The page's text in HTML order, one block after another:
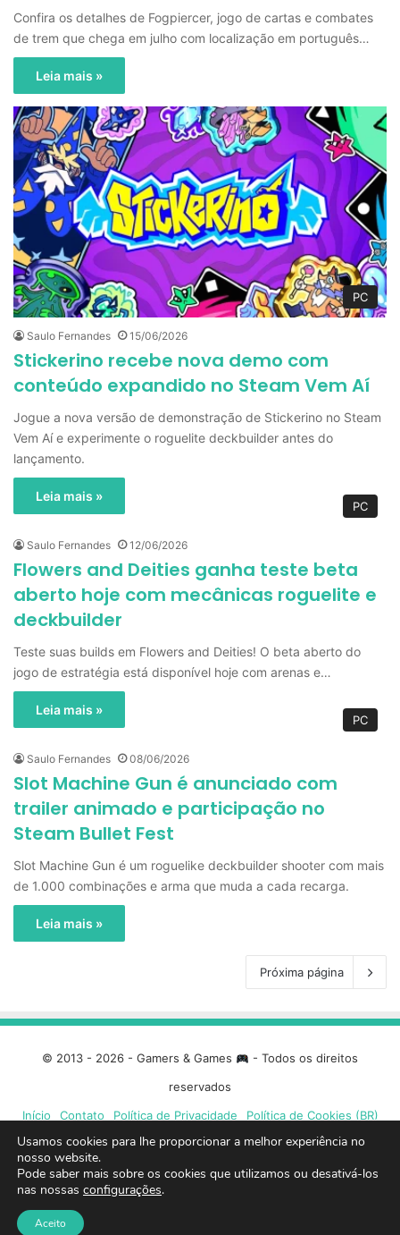
Confira os detalhes de Fogpiercer, jogo de cartas e combates
de trem que chega em julho com localização em português…
Leia mais »
PC
Saulo Fernandes 15/06/2026
Stickerino recebe nova demo com
conteúdo expandido no Steam Vem Aí
Jogue a nova versão de demonstração de Stickerino no Steam
Vem Aí e experimente o roguelite deckbuilder antes do
lançamento.
Leia mais »
PC
Saulo Fernandes 12/06/2026
Flowers and Deities ganha teste beta
aberto hoje com mecânicas roguelite e
deckbuilder
Teste suas builds em Flowers and Deities! O beta aberto do
jogo de estratégia está disponível hoje com arenas e…
Leia mais »
PC
Saulo Fernandes 08/06/2026
Slot Machine Gun é anunciado com
trailer animado e participação no
Steam Bullet Fest
Slot Machine Gun é um roguelike deckbuilder shooter com mais
de 1.000 combinações e arma que muda a cada recarga.
Leia mais »
Próxima página
© 2013 - 2026 - Gamers & Games
- Todos os direitos
reservados
Início
Contato Política de Privacidade Política de Cookies (BR)
Facebook
X
Usamos cookies para lhe proporcionar a melhor experiência no
nosso website.
Pode saber mais sobre os cookies que utilizamos ou desativá-los
nas nossas configurações.
Aceito